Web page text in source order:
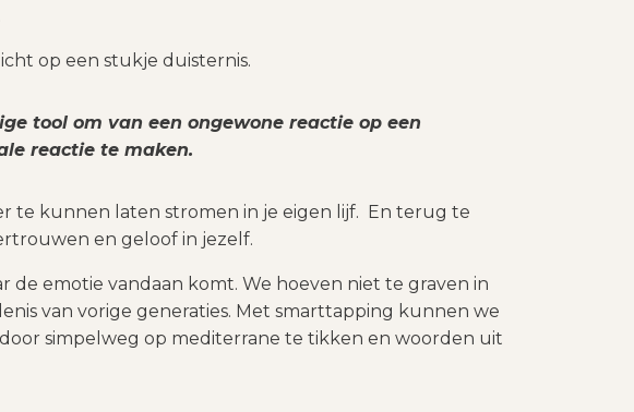
op een stukje duisternis.
tool om van een ongewone reactie op een
reactie te maken.
te kunnen laten stromen in je eigen lijf. En terug te
en geloof in jezelf.
de emotie vandaan komt.We hoeven niet te graven in
van vorige generaties. Met smarttapping kunnen we
simpelweg op mediterrane te tikken en woorden uit